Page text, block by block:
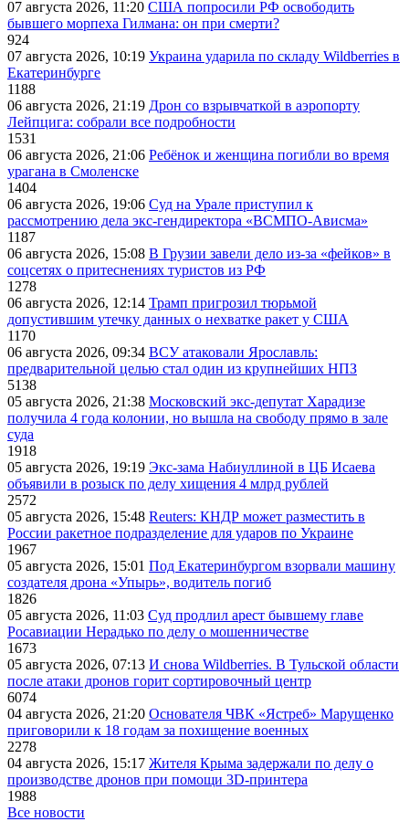
07 августа 2026, 11:20 США попросили РФ освободить
бывшего морпеха Гилмана: он при смерти?
924
07 августа 2026, 10:19 Украина ударила по складу Wildberries в
Екатеринбурге
1188
06 августа 2026, 21:19 Дрон со взрывчаткой в аэропорту
Лейпцига: собрали все подробности
1531
06 августа 2026, 21:06 Ребёнок и женщина погибли во время
урагана в Смоленске
1404
06 августа 2026, 19:06 Суд на Урале приступил к
рассмотрению дела экс-гендиректора «ВСМПО-Ависма»
1187
06 августа 2026, 15:08 В Грузии завели дело из-за «фейков» в
соцсетях о притеснениях туристов из РФ
1278
06 августа 2026, 12:14 Трамп пригрозил тюрьмой
допустившим утечку данных о нехватке ракет у США
1170
06 августа 2026, 09:34 ВСУ атаковали Ярославль:
предварительной целью стал один из крупнейших НПЗ
5138
05 августа 2026, 21:38 Московский экс-депутат Харадизе
получила 4 года колонии, но вышла на свободу прямо в зале
суда
1918
05 августа 2026, 19:19 Экс-зама Набиуллиной в ЦБ Исаева
объявили в розыск по делу хищения 4 млрд рублей
2572
05 августа 2026, 15:48 Reuters: КНДР может разместить в
России ракетное подразделение для ударов по Украине
1967
05 августа 2026, 15:01 Под Екатеринбургом взорвали машину
создателя дрона «Упырь», водитель погиб
1826
05 августа 2026, 11:03 Суд продлил арест бывшему главе
Росавиации Нерадько по делу о мошенничестве
1673
05 августа 2026, 07:13 И снова Wildberries. В Тульской области
после атаки дронов горит сортировочный центр
6074
04 августа 2026, 21:20 Основателя ЧВК «Ястреб» Марущенко
приговорили к 18 годам за похищение военных
2278
04 августа 2026, 15:17 Жителя Крыма задержали по делу о
производстве дронов при помощи 3D‑принтера
1988
Все новости